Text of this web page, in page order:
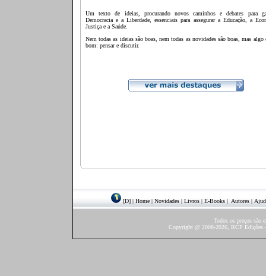
Um texto de ideias, procurando novos caminhos e debates para
Democracia e a Liberdade, essenciais para assegurar a Educação, a
Justiça e a Saúde.
Nem todas as ideias são boas, nem todas as novidades são boas, mas algo
bom: pensar e discutir.
[D] | Home | Novidades | Livros | E-Books | Autores |
Todos os preços são
Copyright @ 2008-2026, RCP Edições